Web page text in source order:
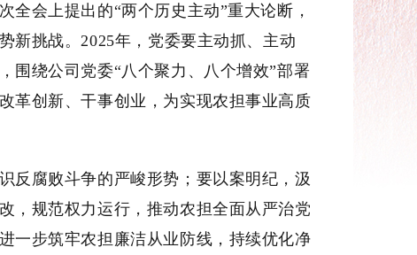
会上提出的“两个历史主动”重大论断，
新挑战。2025年，党委要主动抓、主动
围绕公司党委“八个聚力、八个增效”部署
革创新、干事创业，为实现农担事业高质
腐败斗争的严峻形势；要以案明纪，汲
，规范权力运行，推动农担全面从严治党
一步筑牢农担廉洁从业防线，持续优化净